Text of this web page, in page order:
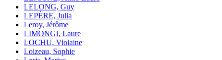
LELONG, Guy
LEPÈRE, Julia
Leroy, Jérôme
LIMONGI, Laure
LOCHU, Violaine
Loizeau, Sophie